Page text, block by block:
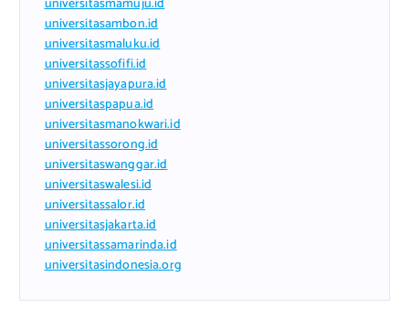
universitasambon.id
universitasmaluku.id
universitassofifi.id
universitasjayapura.id
universitaspapua.id
universitasmanokwari.id
universitassorong.id
universitaswanggar.id
universitaswalesi.id
universitassalor.id
universitasjakarta.id
universitassamarinda.id
universitasindonesia.org